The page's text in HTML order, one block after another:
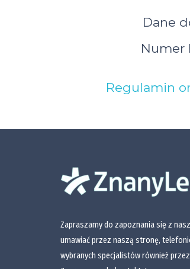
Dane
Numer
Regulamin
Zapraszamy do zapoznania się z
umawiać przez naszą stronę,
wybranych specjalistów również